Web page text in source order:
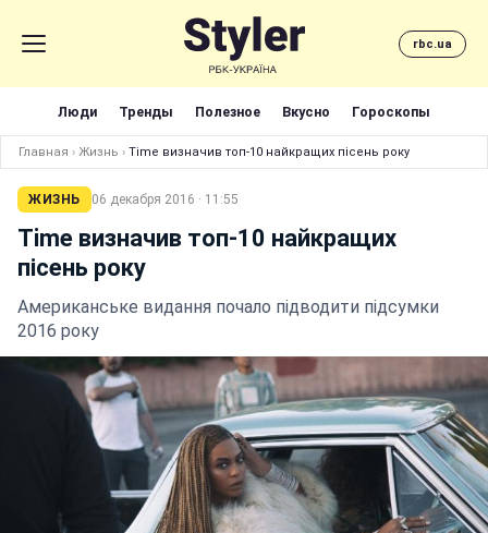
rbc.ua
Люди Тренды Полезное Вкусно Гороскопы
Главная › Жизнь › Time визначив топ-10 найкращих пісень року
ЖИЗНЬ 06 декабря 2016 · 11:55
Time визначив топ-10 найкращих
пісень року
Американське видання почало підводити підсумки
2016 року